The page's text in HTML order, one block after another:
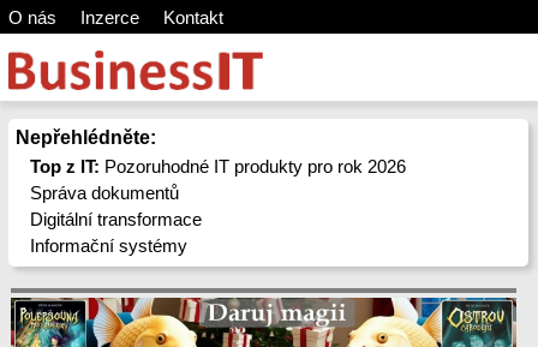
O nás Inzerce Kontakt
Nepřehlédněte:
Top z IT: Pozoruhodné IT produkty pro rok 2026
Správa dokumentů
Digitální transformace
Informační systémy